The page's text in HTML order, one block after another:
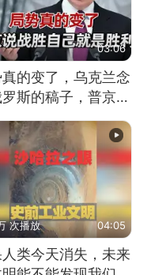
03:06
真的变了，乌克兰念
斯的稿子，普京说
次播放 04:05
类今天消失，未来